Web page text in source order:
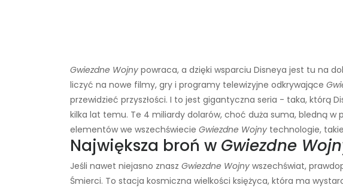
Gwiezdne Wojny powraca, a dzięki wsparciu Disneya jest tu na
liczyć na nowe filmy, gry i programy telewizyjne odkrywające
przewidzieć przyszłości. I to jest gigantyczna seria - taka, którą
kilka lat temu. Te 4 miliardy dolarów, choć duża suma, bledną w
elementów we wszechświecie Gwiezdne Wojny technologie,
Największa broń w Gwiezdne
Jeśli nawet niejasno znasz Gwiezdne Wojny wszechświat,
Śmierci. To stacja kosmiczna wielkości księżyca, która ma